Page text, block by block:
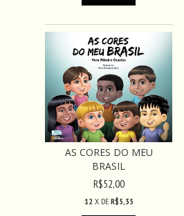
AS CORES DO MEU
BRASIL
R$52,00
12 X DE R$5,35